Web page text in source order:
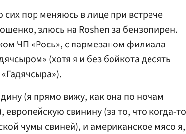
пор меняюсь в лице при встрече
злюсь на Roshen за бензопирен.
ЧП «Рось», с пармезаном филиала
(хотя я и без бойкота десять
(я прямо вижу, как она по ночам
свинину (за то, что когда-то
чумы свиней), и американское мясо я,